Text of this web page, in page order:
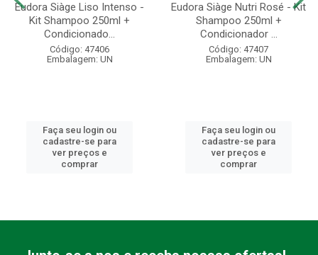
Eudora Siàge Liso Intenso -
Kit Shampoo 250ml +
Condicionado...
Código: 47406
Embalagem: UN
Faça seu login ou
cadastre-se para
ver preços e
comprar
Eudora Siàge Nutri Rosé - Kit
Shampoo 250ml +
Condicionador ...
Código: 47407
Embalagem: UN
Faça seu login ou
cadastre-se para
ver preços e
comprar